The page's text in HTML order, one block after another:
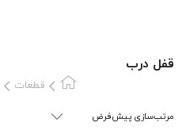
قفل درب
قطعات